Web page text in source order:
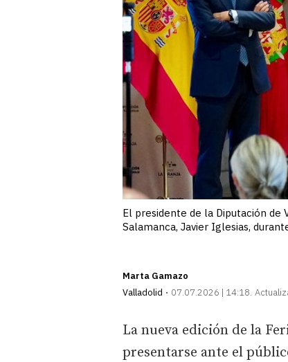
El presidente de la Diputación de
Salamanca, Javier Iglesias,
Marta Gamazo
Valladolid
07.07.2026 | 14:18
La nueva edición de la
presentarse ante el